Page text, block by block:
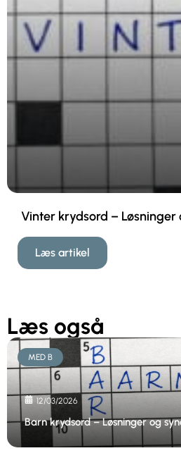
Vinter krydsord –
Læs artikel
Læs også
MED B
12/03/2026
Barn krydsord – Løsninger og